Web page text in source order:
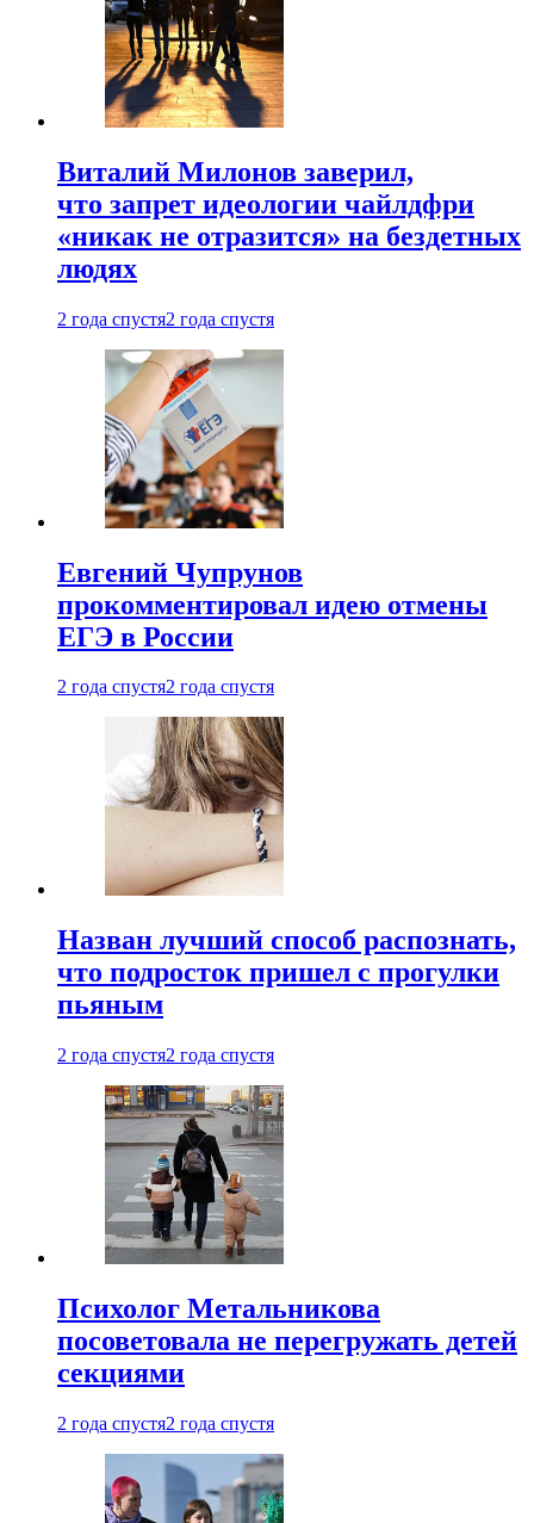
Виталий Милонов заверил,
что запрет идеологии чайлдфри
«никак не отразится» на бездетных
людях
2 года спустя2 года спустя
Евгений Чупрунов
прокомментировал идею отмены
ЕГЭ в России
2 года спустя2 года спустя
Назван лучший способ распознать,
что подросток пришел с прогулки
пьяным
2 года спустя2 года спустя
Психолог Метальникова
посоветовала не перегружать детей
секциями
2 года спустя2 года спустя